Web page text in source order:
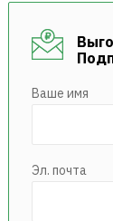
Ваше имя
Эл. почта